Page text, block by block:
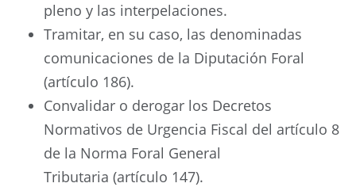
pleno y las interpelaciones.
Tramitar, en su caso, las denominadas
comunicaciones de la Diputación Foral
(artículo 186).
Convalidar o derogar los Decretos
Normativos de Urgencia Fiscal del artículo 8
de la Norma Foral General
Tributaria (artículo 147).